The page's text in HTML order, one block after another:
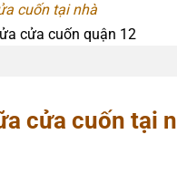
cuốn tại nhà
cửa cuốn tại